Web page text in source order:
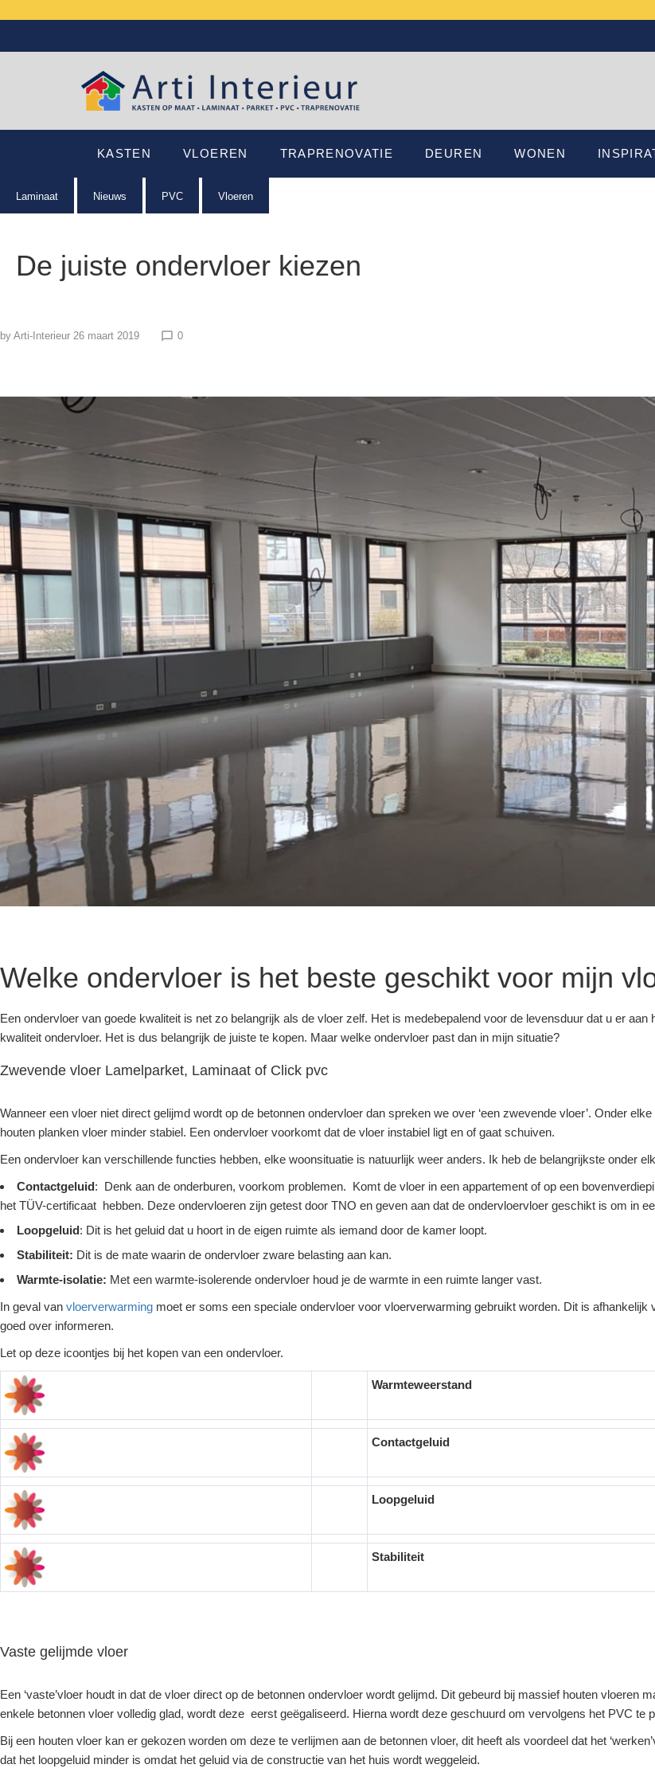
KASTEN VLOEREN TRAPRENOVATIE DEUREN WONEN
Laminaat Nieuws PVC Vloeren
De juiste ondervloer kiezen
by Arti-Interieur 26 maart 2019 chat_bubble_outline 0
Welke ondervloer is het beste geschikt voor mijn
Een ondervloer van goede kwaliteit is net zo belangrijk als de vloer zelf. Het is medebepalend voor de levensduur dat u er
kwaliteit ondervloer. Het is dus belangrijk de juiste te kopen. Maar welke ondervloer past dan in mijn situatie?
Zwevende vloer Lamelparket, Laminaat of Click pvc
Wanneer een vloer niet direct gelijmd wordt op de betonnen ondervloer dan spreken we over ‘een zwevende vloer’. Onder
houten planken vloer minder stabiel. Een ondervloer voorkomt dat de vloer instabiel ligt en of gaat schuiven.
Een ondervloer kan verschillende functies hebben, elke woonsituatie is natuurlijk weer anders. Ik heb de belangrijkste onder
Contactgeluid: Denk aan de onderburen, voorkom problemen. Komt de vloer in een appartement of op een
het TÜV-certificaat hebben. Deze ondervloeren zijn getest door TNO en geven aan dat de ondervloervloer geschikt is om in
Loopgeluid: Dit is het geluid dat u hoort in de eigen ruimte als iemand door de kamer loopt.
Stabiliteit: Dit is de mate waarin de ondervloer zware belasting aan kan.
Warmte-isolatie: Met een warmte-isolerende ondervloer houd je de warmte in een ruimte langer vast.
In geval van vloerverwarming moet er soms een speciale ondervloer voor vloerverwarming gebruikt worden. Dit is
goed over informeren.
Let op deze icoontjes bij het kopen van een ondervloer.
Warmteweerstand
Contactgeluid
Loopgeluid
Stabiliteit
Vaste gelijmde vloer
Een ‘vaste’vloer houdt in dat de vloer direct op de betonnen ondervloer wordt gelijmd. Dit gebeurd bij massief houten
enkele betonnen vloer volledig glad, wordt deze eerst geëgaliseerd. Hierna wordt deze geschuurd om vervolgens het PVC te
Bij een houten vloer kan er gekozen worden om deze te verlijmen aan de betonnen vloer, dit heeft als voordeel dat het
dat het loopgeluid minder is omdat het geluid via de constructie van het huis wordt weggeleid.